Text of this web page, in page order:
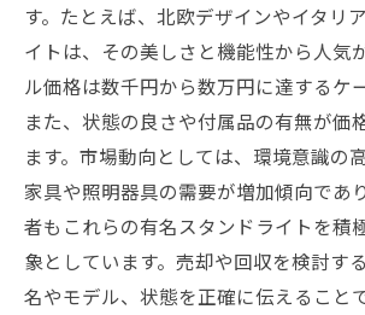
す。たとえば、北欧デザインやイタリ
イトは、その美しさと機能性から人気
ル価格は数千円から数万円に達するケ
また、状態の良さや付属品の有無が価
ます。市場動向としては、環境意識の
家具や照明器具の需要が増加傾向であ
者もこれらの有名スタンドライトを積
象としています。売却や回収を検討す
名やモデル、状態を正確に伝えること